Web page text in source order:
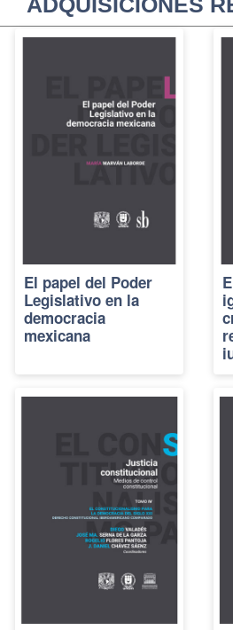
El papel del Poder
Legislativo en la
democracia
mexicana